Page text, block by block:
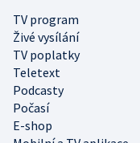
TV program
Živé vysílání
TV poplatky
Teletext
Podcasty
Počasí
E-shop